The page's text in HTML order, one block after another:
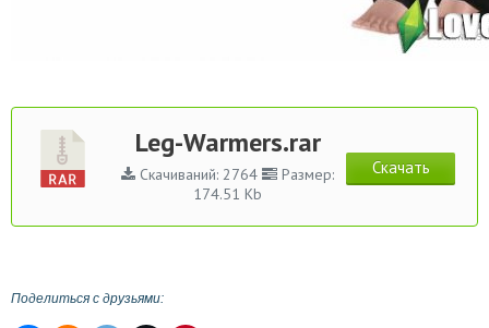
Leg-Warmers.rar
Скачиваний: 2764
Размер:
174.51 Kb
Скачать
Поделиться с друзьями: